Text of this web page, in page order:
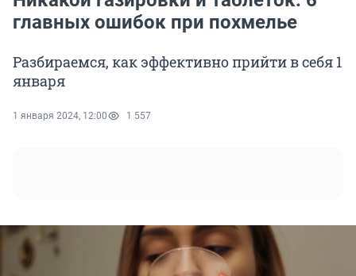
главных ошибок при похмелье
Разбираемся, как эффективно прийти в себя 1
января
1 января 2024, 12:00 1 557